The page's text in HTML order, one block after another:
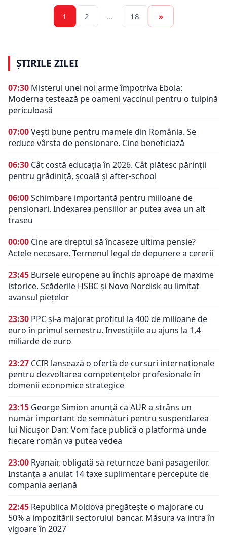
1 2 … 18 »
ȘTIRILE ZILEI
07:30 Misterul unei noi arme împotriva Ebola:
Moderna testează pe oameni vaccinul pentru o tulpină
periculoasă
07:00Vești bune pentru mamele din România. Se
reduce vârsta de pensionare. Cine beneficiază
06:30 Cât costă educația în 2026. Cât plătesc părinții
pentru grădiniță, școală și after-school
06:00Schimbare importantă pentru milioane de
pensionari. Indexarea pensiilor ar putea avea un alt
traseu
00:00 Cine are dreptul să încaseze ultima pensie?
Actele necesare. Termenul legal de depunere a cererii
23:45 Bursele europene au închis aproape de maxime
istorice. Scăderile HSBC și Novo Nordisk au limitat
avansul piețelor
23:30 PPC și-a majorat profitul la 400 de milioane de
euro în primul semestru. Investițiile au ajuns la 1,4
miliarde de euro
23:27 CCIR lansează o ofertă de cursuri internaționale
pentru dezvoltarea competențelor profesionale în
domenii economice strategice
23:15 George Simion anunță că AUR a strâns un
număr important de semnături pentru suspendarea
lui Nicușor Dan: Vom face publică o platformă unde
fiecare român va putea vedea
23:00 Ryanair, obligată să returneze bani pasagerilor.
Instanța a anulat 14 taxe suplimentare percepute de
compania aeriană
22:45 Republica Moldova pregătește o majorare cu
50% a impozitării sectorului bancar. Măsura va intra în
vigoare în 2027